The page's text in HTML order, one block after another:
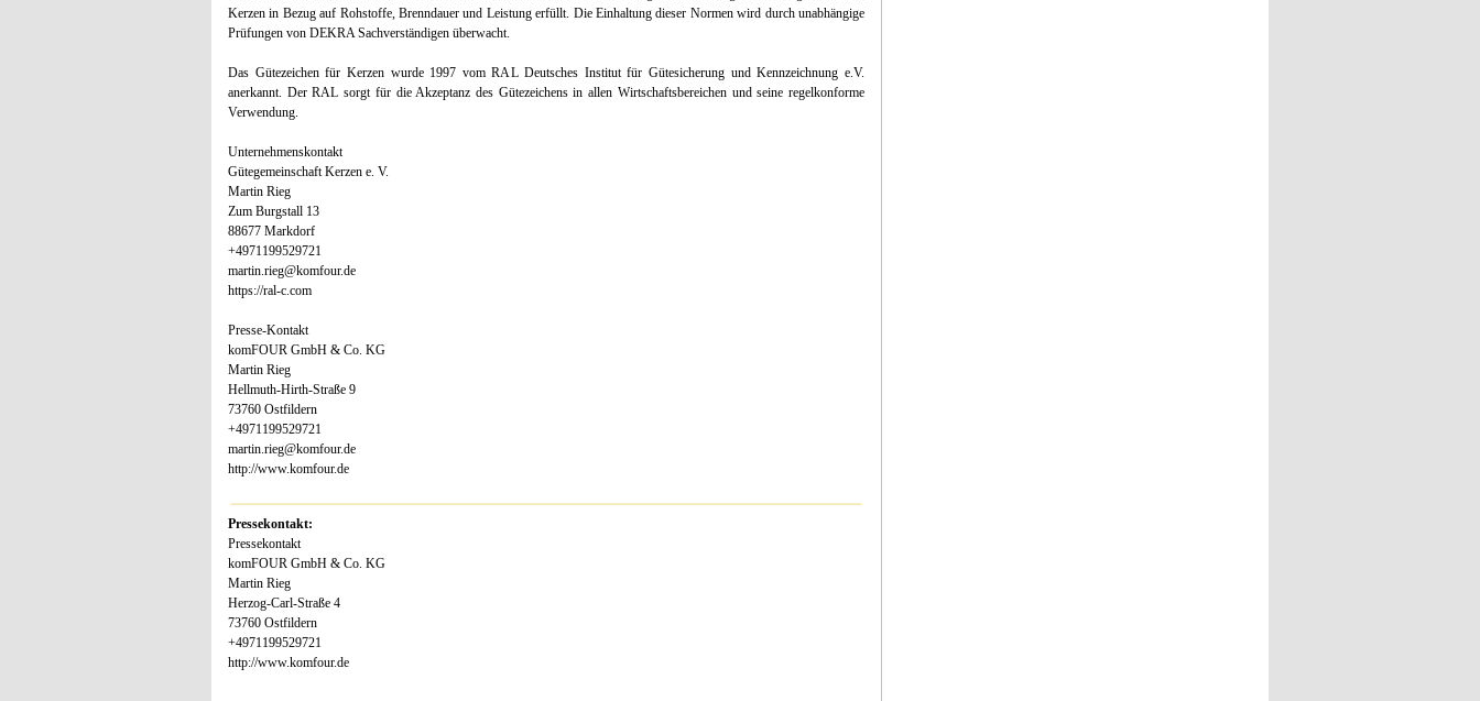
Kerzen in Bezug auf Rohstoffe, Brenndauer und Leistung erfüllt. Die Einhaltung dieser Normen wird durch unabhängige
Prüfungen von DEKRA Sachverständigen überwacht.
Das Gütezeichen für Kerzen wurde 1997 vom RAL Deutsches Institut für Gütesicherung und Kennzeichnung e.V.
anerkannt. Der RAL sorgt für die Akzeptanz des Gütezeichens in allen Wirtschaftsbereichen und seine regelkonforme
Verwendung.
Unternehmenskontakt
Gütegemeinschaft Kerzen e. V.
Martin Rieg
Zum Burgstall 13
88677 Markdorf
+4971199529721
martin.rieg@komfour.de
https://ral-c.com
Presse-Kontakt
komFOUR GmbH & Co. KG
Martin Rieg
Hellmuth-Hirth-Straße 9
73760 Ostfildern
+4971199529721
martin.rieg@komfour.de
http://www.komfour.de
Pressekontakt:
Pressekontakt
komFOUR GmbH & Co. KG
Martin Rieg
Herzog-Carl-Straße 4
73760 Ostfildern
+4971199529721
http://www.komfour.de